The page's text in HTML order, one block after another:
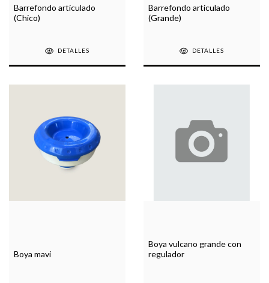
Barrefondo articulado
(Chico)
DETALLES
Barrefondo articulado
(Grande)
DETALLES
Boya mavi
Boya vulcano grande con
regulador